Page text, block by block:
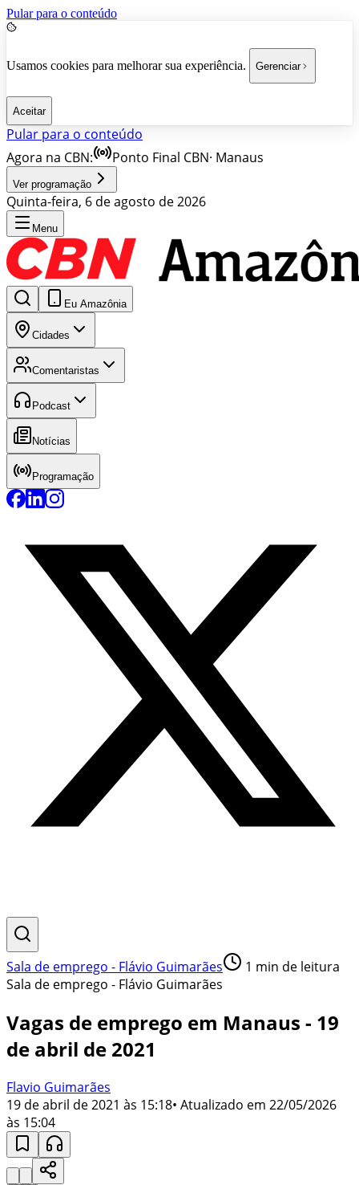
Pular para o conteúdo
Usamos cookies para melhorar sua experiência. Gerenciar
Aceitar
Pular para o conteúdo
Agora na CBN:
Ponto Final CBN· Manaus
Ver programação
Quinta-feira, 6 de agosto de 2026
Menu
Eu Amazônia
Cidades
Comentaristas
Podcast
Notícias
Programação
Sala de emprego - Flávio Guimarães 1 min de leitura
Sala de emprego - Flávio Guimarães
Vagas de emprego em Manaus - 19
de abril de 2021
Flavio Guimarães
19 de abril de 2021 às 15:18• Atualizado em 22/05/2026
às 15:04